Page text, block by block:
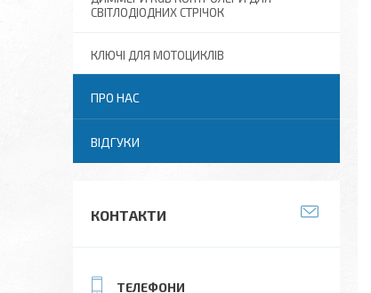
СВІТЛОДІОДНИХ СТРІЧОК
КЛЮЧІ ДЛЯ МОТОЦИКЛІВ
ПРО НАС
ВІДГУКИ
КОНТАКТИ